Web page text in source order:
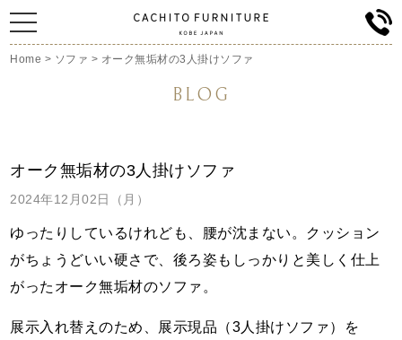
Home > ソファ > オーク無垢材の3人掛けソファ
BLOG
オーク無垢材の3人掛けソファ
2024年12月02日（月）
ゆったりしているけれども、腰が沈まない。
クッション
がちょうどいい硬さで、後ろ姿もしっかりと美しく仕上
がったオーク無垢材のソファ。
展示入れ替えのため、展示現品（3人掛けソファ）を